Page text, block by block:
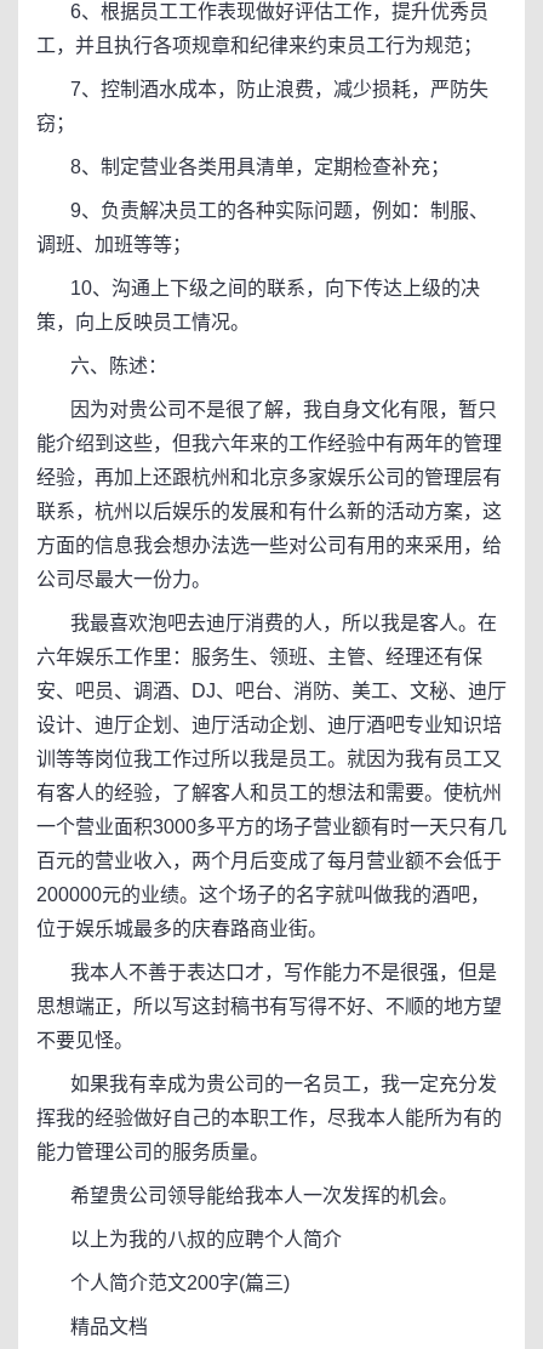
6、根据员工工作表现做好评估工作，提升优秀员
工，并且执行各项规章和纪律来约束员工行为规范；
7、控制酒水成本，防止浪费，减少损耗，严防失
窃；
8、制定营业各类用具清单，定期检查补充；
9、负责解决员工的各种实际问题，例如：制服、
调班、加班等等；
10、沟通上下级之间的联系，向下传达上级的决
策，向上反映员工情况。
六、陈述：
因为对贵公司不是很了解，我自身文化有限，暂只
能介绍到这些，但我六年来的工作经验中有两年的管理
经验，再加上还跟杭州和北京多家娱乐公司的管理层有
联系，杭州以后娱乐的发展和有什么新的活动方案，这
方面的信息我会想办法选一些对公司有用的来采用，给
公司尽最大一份力。
我最喜欢泡吧去迪厅消费的人，所以我是客人。在
六年娱乐工作里：服务生、领班、主管、经理还有保
安、吧员、调酒、DJ、吧台、消防、美工、文秘、迪厅
设计、迪厅企划、迪厅活动企划、迪厅酒吧专业知识培
训等等岗位我工作过所以我是员工。就因为我有员工又
有客人的经验，了解客人和员工的想法和需要。使杭州
一个营业面积3000多平方的场子营业额有时一天只有几
百元的营业收入，两个月后变成了每月营业额不会低于
200000元的业绩。这个场子的名字就叫做我的酒吧，
位于娱乐城最多的庆春路商业街。
我本人不善于表达口才，写作能力不是很强，但是
思想端正，所以写这封稿书有写得不好、不顺的地方望
不要见怪。
如果我有幸成为贵公司的一名员工，我一定充分发
挥我的经验做好自己的本职工作，尽我本人能所为有的
能力管理公司的服务质量。
希望贵公司领导能给我本人一次发挥的机会。
以上为我的八叔的应聘个人简介
个人简介范文200字(篇三)
精品文档